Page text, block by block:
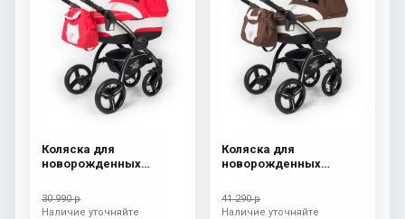
Коляска для
новорожденных
Black) Red Lux
30 990 р
Наличие уточняйте
Коляска для
новорожденных
Black) Chek
41 290 р
Наличие уточняйте